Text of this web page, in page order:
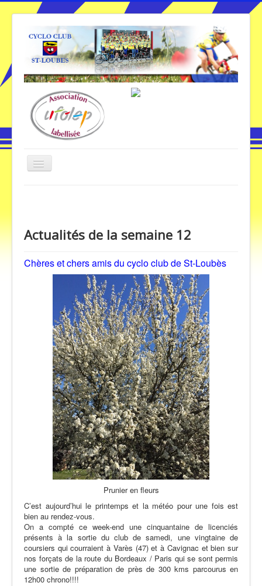
Basculer
la
Vidéos
Traversée des Pyrénées 2021
Actualités de la semaine 12
Chères et chers amis du cyclo club de St-Loubès
Prunier en fleurs
C’est aujourd’hui le printemps et la météo pour une fois est
bien au rendez-vous.
On a compté ce week-end une cinquantaine de licenciés
présents à la sortie du club de samedi, une vingtaine de
coursiers qui courraient à Varès (47) et à Cavignac et bien sur
nos forçats de la route du Bordeaux / Paris qui se sont permis
une sortie de préparation de près de 300 kms parcourus en
12h00 chrono!!!!